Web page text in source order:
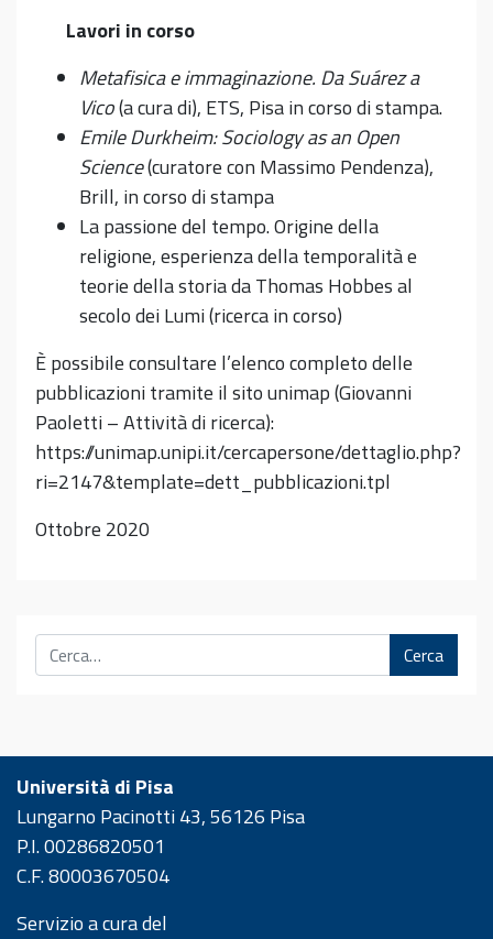
Lavori in corso
Metafisica e immaginazione. Da Suárez a
Vico(a cura di), ETS, Pisa in corso di stampa.
Emile Durkheim: Sociology as an Open
Science(curatore con Massimo Pendenza),
Brill, in corso di stampa
La passione del tempo. Origine della
religione, esperienza della temporalità e
teorie della storia da Thomas Hobbes al
secolo dei Lumi (ricerca in corso)
È possibile consultare l’elenco completo delle
pubblicazioni tramite il sito unimap (Giovanni
Paoletti – Attività di ricerca):
https://unimap.unipi.it/cercapersone/dettaglio.php?
ri=2147&template=dett_pubblicazioni.tpl
Ottobre 2020
Cerca
Università di Pisa
Lungarno Pacinotti 43, 56126 Pisa
P.I. 00286820501
C.F. 80003670504
Servizio a cura del